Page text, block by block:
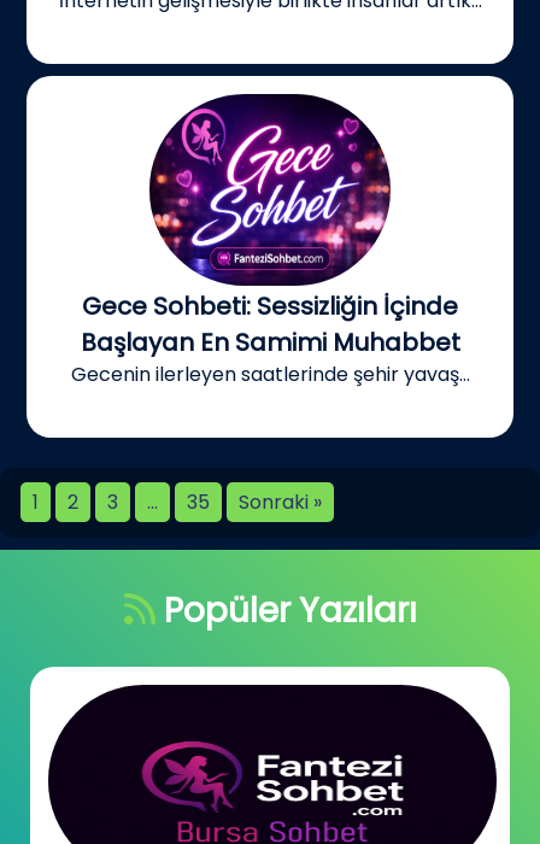
Gece Sohbeti: Sessizliğin İçinde
Başlayan En Samimi Muhabbet
Gecenin ilerleyen saatlerinde şehir yavaş...
1 2 3 … 35 Sonraki »
Popüler Yazıları